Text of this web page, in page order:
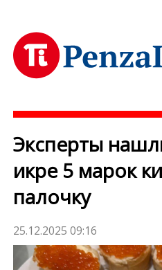
Эксперты
икре 5 марок
палочку
25.12.2025 09:16